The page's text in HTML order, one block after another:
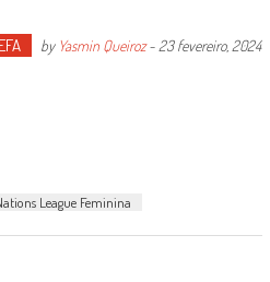
by Yasmin Queiroz- 23 fevereiro, 2024
League Feminina